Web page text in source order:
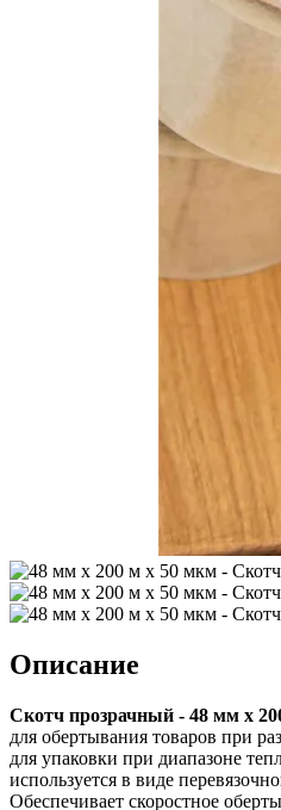
Описание
Скотч прозрачный - 48 мм x
для обертывания товаров при
для упаковки при диапазоне
используется в виде
Обеспечивает скоростное